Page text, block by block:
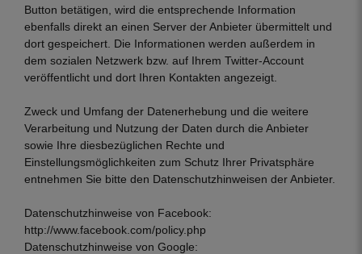
Button betätigen, wird die entsprechende Information
ebenfalls direkt an einen Server der Anbieter übermittelt und
dort gespeichert. Die Informationen werden außerdem in
dem sozialen Netzwerk bzw. auf Ihrem Twitter-Account
veröffentlicht und dort Ihren Kontakten angezeigt.
Zweck und Umfang der Datenerhebung und die weitere
Verarbeitung und Nutzung der Daten durch die Anbieter
sowie Ihre diesbezüglichen Rechte und
Einstellungsmöglichkeiten zum Schutz Ihrer Privatsphäre
entnehmen Sie bitte den Datenschutzhinweisen der Anbieter.
Datenschutzhinweise von Facebook:
http://www.facebook.com/policy.php
Datenschutzhinweise von Google: